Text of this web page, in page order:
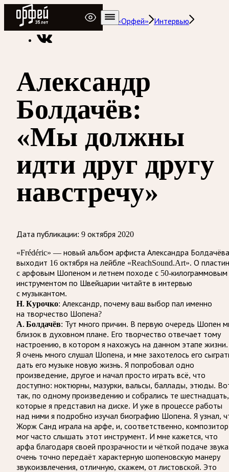
Радио Орфей
Радио классической музыки «Орфей»
Интервью
Александр
Болдачёв:
«Мы должны
идти друг другу
навстречу»
Дата публикации: 9 октября 2020
«Frédéric» — новый альбом арфиста Александра Болдачёва
выходит 16 октября на лейбле «ReachSound.Art». О
с арфовым Шопеном и летнем походе с 50-килограммовым
инструментом по Швейцарии читайте в интервью
с музыкантом.
Н. Курочко: Александр, почему ваш выбор пал именно
на творчество Шопена?
А. Болдачёв: Тут много причин. В первую очередь Шопен
близок в духовном плане. Его творчество отвечает тому
настроению, в котором я нахожусь на данном этапе жизни.
Я очень много слушал Шопена, и мне захотелось его
дать его музыке новую жизнь. Я попробовал одно
произведение, другое и начал просто играть всё, что
доступно: ноктюрны, мазурки, вальсы, баллады, этюды.
так, по одному произведению и собрались те шестнадцать,
которые я представил на диске. И уже в процессе работы
над ними я подробно изучал биографию Шопена. Я узнал,
Жорж Санд играла на арфе, и, соответственно, композитор
мог часто слышать этот инструмент. И мне кажется, что
арфа благодаря своей прозрачности и чёткой подаче звука
очень точно передаёт характерную шопеновскую манеру
звукоизвлечения, отличную, скажем, от листовской. Это